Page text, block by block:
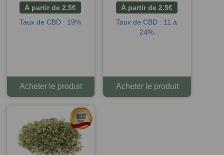
À partir de 2.5€
Taux de CBD : 19%
Acheter le produit
À partir de 2.5€
Taux de CBD : 11 à
24%
Acheter le produit